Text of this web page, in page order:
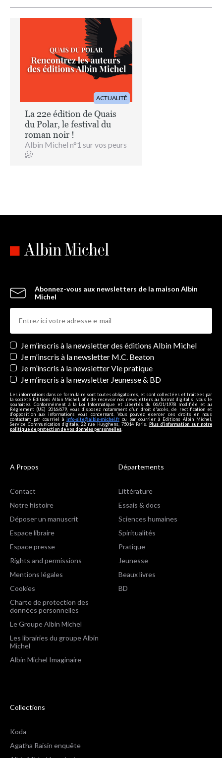
ACTUALITÉ
La 22e édition de Quais
du Polar, le festival du
roman noir !
Albin Michel n°1 sur vos peurs
🥶
Abonnez-vous aux newsletters de la maison Albin
Michel
Newsletters
Je m’inscris à la newsletter des éditions Albin Michel
Je m'inscris à la newsletter M.C. Beaton
Je m’inscris à la newsletter Vie pratique
Je m’inscris à la newsletter Jeunesse & BD
Les informations dans ce formulaire sont toutes obligatoires, et sont collectées et traitées par
la société Editions Albin Michel, afin de recevoir nos newsletters au format digital si vous le
souhaitez. Conformément à la Loi Informatique et Libertés du 06/01/1978 modifiée et au
Règlement (UE) 2016/679, vous disposez notamment d'un droit d'accès, de rectification et
d’opposition aux informations vous concernant. Vous pouvez exercer ces droits en nous
contactant par courriel à info-site@albin-michel.fr ou par courrier à Editions Albin Michel,
Service Communication digitale, 22 rue Huyghens, 75014 Paris. Plus d’information sur notre
politique de protection de vos données personnelles
A Propos
Contact
Notre histoire
Déposer un manuscrit
Espace libraire
Espace presse
Rights and permissions
Mentions légales
Cookies
Charte de protection des
données personnelles
Le Groupe Albin Michel
Les librairies du groupe Albin
Michel
Albin Michel Imaginaire
Départements
Littérature
Essais & docs
Sciences humaines
Spiritualités
Pratique
Jeunesse
Beaux livres
BD
Collections
Koda
Agatha Raisin enquête